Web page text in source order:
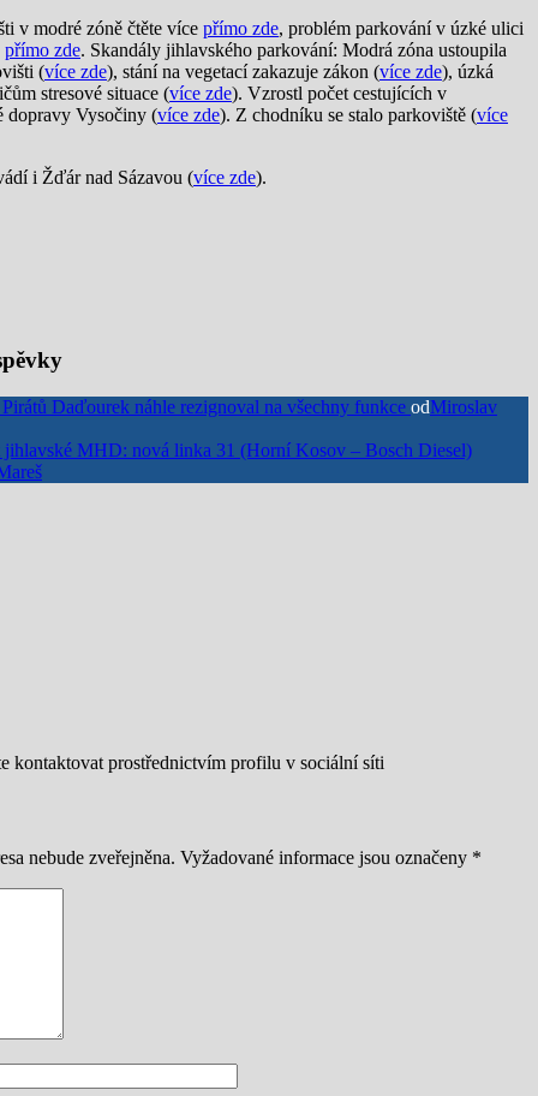
v modré zóně čtěte více přímo zde, problém parkování v úzké ulici
přímo zde. Skandály jihlavského parkování: Modrá zóna ustoupila
(více zde), stání na vegetací zakazuje zákon (více zde), úzká
stresové situace (více zde). Vzrostl počet cestujících v
dopravy Vysočiny (více zde). Z chodníku se stalo parkoviště (více
i Žďár nad Sázavou (více zde).
Daďourek náhle rezignoval na všechny funkce odMiroslav
jihlavské MHD: nová linka 31 (Horní Kosov – Bosch Diesel)
kontaktovat prostřednictvím profilu v sociální síti
nebude zveřejněna. Vyžadované informace jsou označeny *